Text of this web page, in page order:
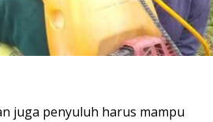
juga penyuluh harus mampu